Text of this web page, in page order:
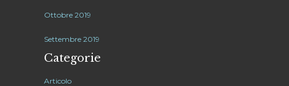
Ottobre 2019
Settembre 2019
Categorie
Articolo